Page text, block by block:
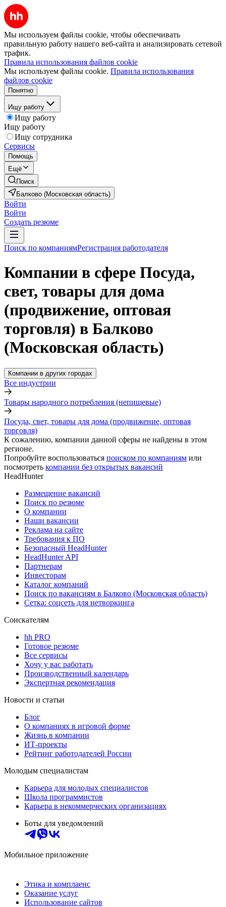
Мы используем файлы cookie, чтобы обеспечивать
правильную работу нашего веб-сайта и анализировать сетевой
трафик.
Правила использования файлов cookie
Мы используем файлы cookie. Правила использования
файлов cookie
Понятно
Ищу работу
Ищу работу
Ищу работу
Ищу сотрудника
Сервисы
Помощь
Ещё
Поиск
Балково (Московская область)
Войти
Войти
Создать резюме
Поиск по компаниямРегистрация работодателя
Компании в сфере Посуда,
свет, товары для дома
(продвижение, оптовая
торговля) в Балково
(Московская область)
Компании в других городах
Все индустрии
Товары народного потребления (непищевые)
Посуда, свет, товары для дома (продвижение, оптовая
торговля)
К сожалению, компании данной сферы не найдены в этом
регионе.
Попробуйте воспользоваться поиском по компаниям или
посмотреть компании без открытых вакансий
HeadHunter
Размещение вакансий
Поиск по резюме
О компании
Наши вакансии
Реклама на сайте
Требования к ПО
Безопасный HeadHunter
HeadHunter API
Партнерам
Инвесторам
Каталог компаний
Поиск по вакансиям в Балково (Московская область)
Сетка: соцсеть для нетворкинга
Соискателям
hh PRO
Готовое резюме
Все сервисы
Хочу у вас работать
Производственный календарь
Экспертная рекомендация
Новости и статьи
Блог
О компаниях в игровой форме
Жизнь в компании
ИТ-проекты
Рейтинг работодателей России
Молодым специалистам
Карьера для молодых специалистов
Школа программистов
Карьера в некоммерческих организациях
Боты для уведомлений
Мобильное приложение
Этика и комплаенс
Оказание услуг
Использование сайтов